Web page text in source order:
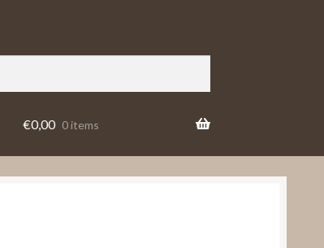
€0,00 0 items